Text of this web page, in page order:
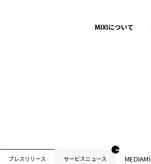
MIXIについて
プレスリリース サービスニュース